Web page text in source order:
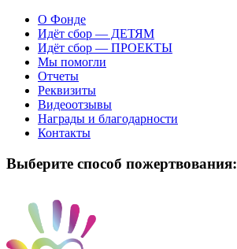
О Фонде
Идёт сбор — ДЕТЯМ
Идёт сбор — ПРОЕКТЫ
Мы помогли
Отчеты
Реквизиты
Видеоотзывы
Награды и благодарности
Контакты
Выберите способ пожертвования: